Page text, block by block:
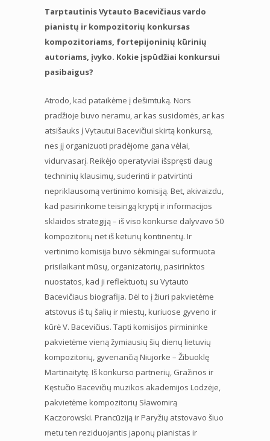
Tarptautinis Vytauto Bacevičiaus vardo
pianistų ir kompozitorių konkursas
kompozitoriams, fortepijoninių kūrinių
autoriams, įvyko. Kokie įspūdžiai konkursui
pasibaigus?
Atrodo, kad pataikėme į dešimtuką. Nors
pradžioje buvo neramu, ar kas susidomės, ar kas
atsišauks į Vytautui Bacevičiui skirtą konkursą,
nes jį organizuoti pradėjome gana vėlai,
vidurvasarį. Reikėjo operatyviai išspręsti daug
techninių klausimų, suderinti ir patvirtinti
nepriklausomą vertinimo komisiją. Bet, akivaizdu,
kad pasirinkome teisingą kryptį ir informacijos
sklaidos strategiją – iš viso konkurse dalyvavo 50
kompozitorių net iš keturių kontinentų. Ir
vertinimo komisija buvo sėkmingai suformuota
prisilaikant mūsų, organizatorių, pasirinktos
nuostatos, kad ji reflektuotų su Vytauto
Bacevičiaus biografija. Dėl to į žiuri pakvietėme
atstovus iš tų šalių ir miestų, kuriuose gyveno ir
kūrė V. Bacevičius. Tapti komisijos pirmininke
pakvietėme vieną žymiausių šių dienų lietuvių
kompozitorių, gyvenančią Niujorke – Žibuoklę
Martinaitytę. Iš konkurso partnerių, Gražinos ir
Kęstučio Bacevičių muzikos akademijos Lodzėje,
pakvietėme kompozitorių Sławomirą
Kaczorowski. Prancūziją ir Paryžių atstovavo šiuo
metu ten reziduojantis japonų pianistas ir